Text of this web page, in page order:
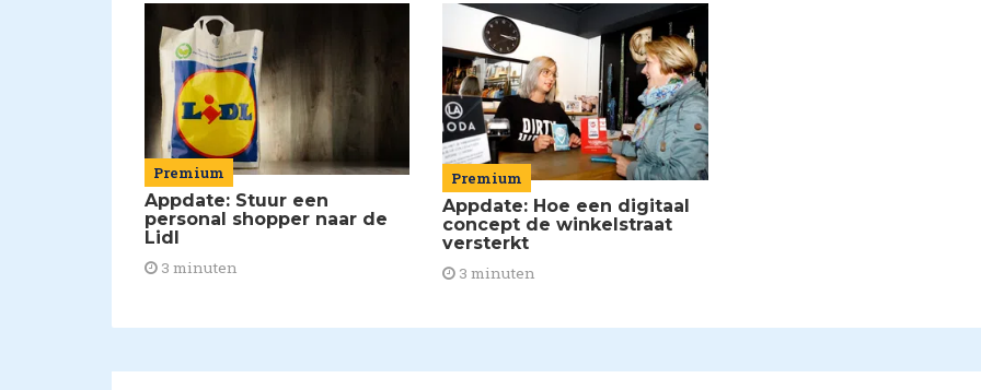
Premium
Appdate: Stuur een
personal shopper naar de
Lidl
3 minuten
Premium
Appdate: Hoe een digitaal
concept de winkelstraat
versterkt
3 minuten